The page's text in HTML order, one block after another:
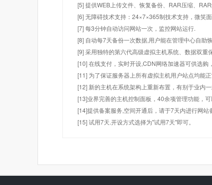
[5] 提供WEB上传文件、恢复备份、RAR压缩、
[6] 无障碍技术支持：24×7×365制技术支持，微笑面
[7] 每3分钟自动访问网站一次，监控网站运行.
[8] 自动每7天备份一次数据,用户能在管理中心自助
[9] 采用独特的第六代高级虚拟主机系统、数据双重
[10] 在线支付，实时开设,CDN网络加速器可供选
[11] 为了保证服务器上所有虚拟主机用户站点均能
[12] 新的主机在系统架构上重新布置，有别于业内
[13]业界完善的主机控制面板，40余项管理功能，可
[14]提供备案服务,空间开通后，请于7天内进行网站
[15] 试用7天.开设方式选择为"试用7天"即可。